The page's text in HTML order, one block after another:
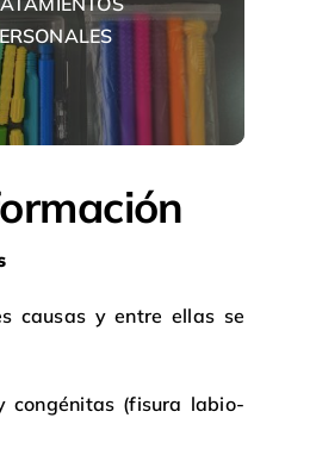
causas y entre ellas se
congénitas (fisura labio-